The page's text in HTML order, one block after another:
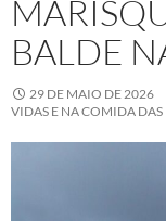
BALDE
29 DE MAIO DE 2026
VIDAS E NA COMIDA